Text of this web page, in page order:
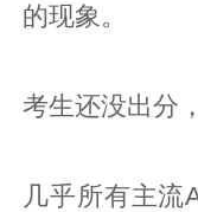
的现象。
考生还没出分
几乎所有主流